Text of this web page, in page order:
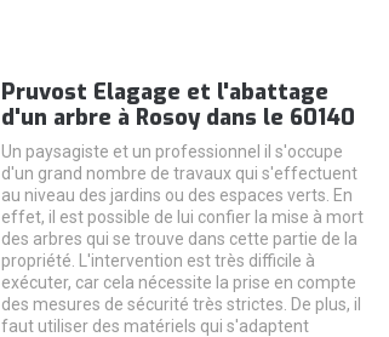
Pruvost Elagage et l'abattage
d'un arbre à Rosoy dans le 60140
Un paysagiste et un professionnel il s'occupe
d'un grand nombre de travaux qui s'effectuent
au niveau des jardins ou des espaces verts. En
effet, il est possible de lui confier la mise à mort
des arbres qui se trouve dans cette partie de la
propriété. L'intervention est très difficile à
exécuter, car cela nécessite la prise en compte
des mesures de sécurité très strictes. De plus, il
faut utiliser des matériels qui s'adaptent